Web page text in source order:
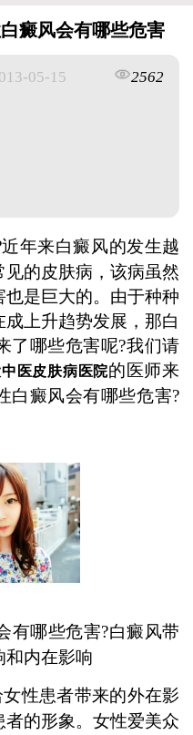
癜风会有哪些危害
05-15
2562
近年来白癜风的发生越
的皮肤病，该病虽然
是巨大的。由于种种
上升趋势发展，那白
了哪些危害呢?我们请
医皮肤病医院的医师来
白癜风会有哪些危害?
有哪些危害?白癜风带
和内在影响
性患者带来的外在影
的形象。女性爱美众